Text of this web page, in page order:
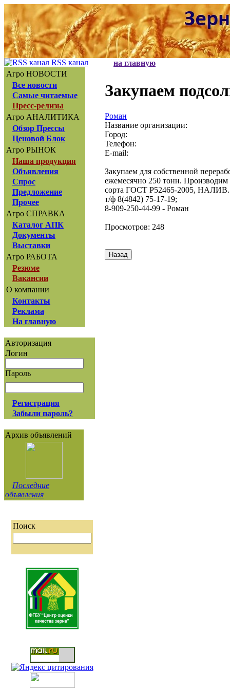
RSS канал
Агро НОВОСТИ
Все новости
Самые читаемые
Пресс-релизы
Агро АНАЛИТИКА
Обзор Прессы
Ценовой Блок
Агро РЫНОК
Наша продукция
Объявления
Спрос
Предложение
Прочее
Агро СПРАВКА
Каталог АПК
Документы
Выставки
Агро РАБОТА
Резюме
Вакансии
О компании
Контакты
Реклама
На главную
Авторизация
Логин
Пароль
Регистрация
Забыли пароль?
Архив объявлений
Последние
объявления
Поиск
на главную
Закупаем
Роман
Название организации:
Город:
Телефон:
E-mail:
Закупаем для собственной
ежемесячно 250 тонн. Производим
сорта ГОСТ Р52465-2005, НАЛИВ.
т/ф 8(4842) 75-17-19;
8-909-250-44-99 - Роман
Просмотров: 248